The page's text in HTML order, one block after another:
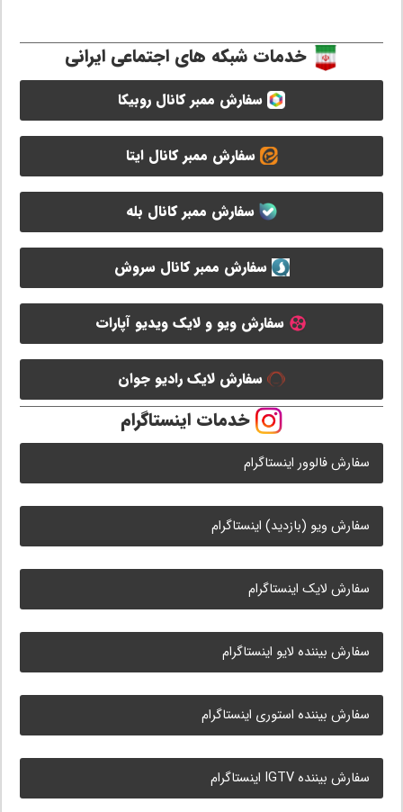
خدمات شبکه های اجتماعی ایرانی
سفارش ممبر کانال روبیکا
سفارش ممبر کانال ایتا
سفارش ممبر کانال بله
سفارش ممبر کانال سروش
سفارش ویو و لایک ویدیو آپارات
سفارش لایک رادیو جوان
خدمات اینستاگرام
سفارش فالوور اینستاگرام
سفارش ویو (بازدید) اینستاگرام
سفارش لایک اینستاگرام
سفارش بیننده لایو اینستاگرام
سفارش بیننده استوری اینستاگرام
سفارش بیننده IGTV اینستاگرام